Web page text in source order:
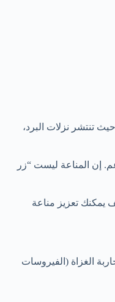
تنتشر نزلات البرد،
إن المناعة ليست “زر
يمكنك تعزيز مناعة
الغزاة (الفيروسات